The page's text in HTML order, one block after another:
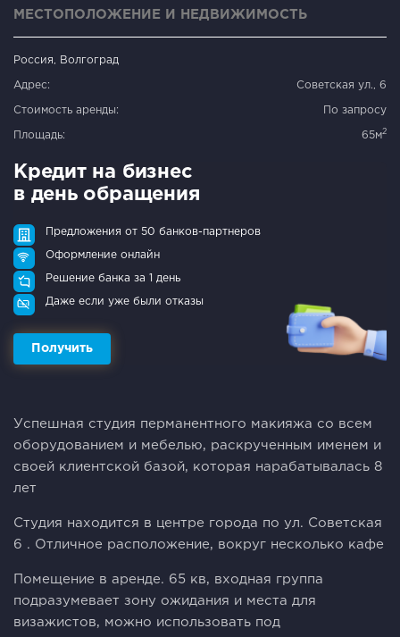
МЕСТОПОЛОЖЕНИЕ И НЕДВИЖИМОСТЬ
Россия, Волгоград
Адрес: Советская ул., 6
Стоимость аренды: По запросу
Площадь: 65м2
Кредит на бизнес
в день обращения
Предложения от 50 банков-партнеров
Оформление онлайн
Решение банка за 1 день
Даже если уже были отказы
Получить
Успешная студия перманентного макияжа со всем
оборудованием и мебелью, раскрученным именем и
своей клиентской базой, которая нарабатывалась 8
лет
Студия находится в центре города по ул. Советская
6 . Отличное расположение, вокруг несколько кафе
Помещение в аренде. 65 кв, входная группа
подразумевает зону ожидания и места для
визажистов, можно использовать под